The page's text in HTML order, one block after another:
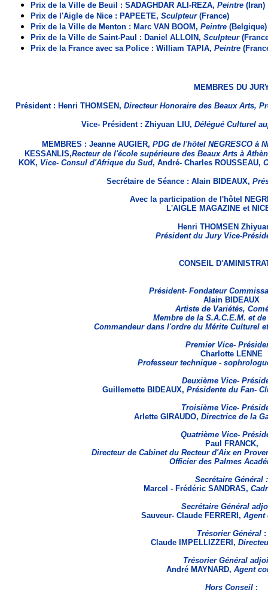
Prix de la Ville de Beuil : SADAGHDAR ALI-REZA, Peintre (Iran)
Prix de l'Aigle de Nice : PAPEETE, Sculpteur (France)
Prix de la Ville de Menton : Marc VAN BOOM, Peintre (Belgique)
Prix de la Ville de Saint-Paul : Daniel ALLOIN, Sculpteur
Prix de la France avec sa Police : William TAPIA, Peintre
MEMBRES DU
Président : Henri THOMSEN, Directeur Honoraire des Beaux Arts,
Vice- Président : Zhiyuan LIU, Délégué Culturel
MEMBRES : Jeanne AUGIER, PDG de l'hôtel NEGRESCO à
KESSANLIS,Recteur de l'école supérieure des Beaux Arts à
KOK, Vice- Consul d'Afrique du Sud, André- Charles ROUSSEAU,
Secrétaire de Séance : Alain BIDEAUX,
Avec la participation de l'hôtel
L'AIGLE MAGAZINE et
Henri THOMSEN
Président du Jury Vice-
CONSEIL
Président- Fondateur
Alain BIDEAUX
Artiste de Variétés,
Membre de la S.A.C.E.M. et
Commandeur dans l'ordre du Mérite Culturel
Premier Vice-
Charlotte LENNE
Professeur technique -
Deuxième Vice-
Guillemette BIDEAUX, Présidente du Fan-
Troisième Vice-
Arlette GIRAUDO, Directrice de la
Quatrième Vice-
Paul FRANCK,
Directeur de Cabinet du Recteur d'Aix en
Officier des Palmes
Secrétaire Général :
Marcel - Frédéric SANDRAS,
Secrétaire Général
Sauveur- Claude FERRERI, Agent
Trésorier Général :
Claude IMPELLIZZERI,
Trésorier Général
André MAYNARD, Agent
Hors Conseil :